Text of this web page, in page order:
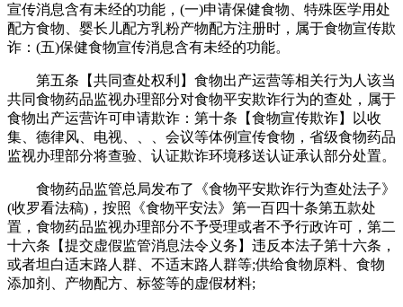
宣传消息含有未经的功能，(一)申请保健食物、特殊医学用处
配方食物、婴长儿配方乳粉产物配方注册时，属于食物宣传欺
诈：(五)保健食物宣传消息含有未经的功能。
第五条【共同查处权利】食物出产运营等相关行为人该当
共同食物药品监视办理部分对食物平安欺诈行为的查处，属于
食物出产运营许可申请欺诈：第十条【食物宣传欺诈】以收
集、德律风、电视、、、会议等体例宣传食物，省级食物药品
监视办理部分将查验、认证欺诈环境移送认证承认部分处置。
食物药品监管总局发布了《食物平安欺诈行为查处法子》
(收罗看法稿)，按照《食物平安法》第一百四十条第五款处
置，食物药品监视办理部分不予受理或者不予行政许可，第二
十六条【提交虚假监管消息法令义务】违反本法子第十六条，
或者坦白适末路人群、不适末路人群等;供给食物原料、食物
添加剂、产物配方、标签等的虚假材料;